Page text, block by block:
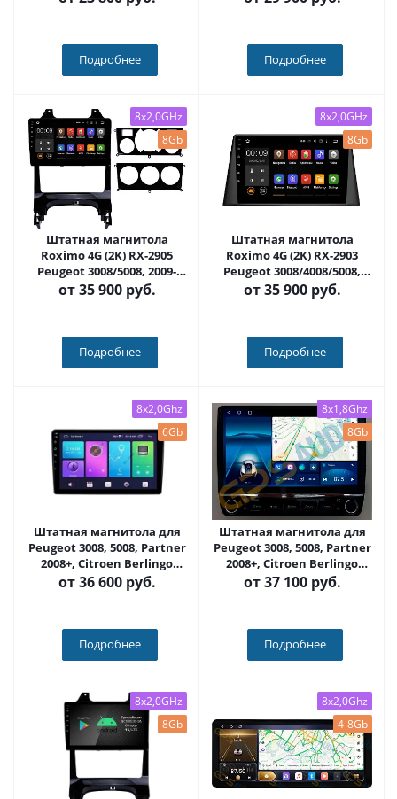
Carmedia SF-9309-IJ
Подробнее
(QLED/2K) - Carmedia SF-
Подробнее
8x2,0GHz
8Gb
Штатная магнитола
Roximo 4G (2K) RX-2905
Peugeot 3008/5008, 2009-
2016 (Android 13)
от35 900 руб.
Подробнее
8x2,0GHz
8Gb
Штатная магнитола
Roximo 4G (2K) RX-2903
Peugeot 3008/4008/5008,
2016- (Android 13)
от35 900 руб.
Подробнее
8x2,0Ghz
6Gb
Штатная магнитола для
Peugeot 3008, 5008, Partner
2008+, Citroen Berlingo
2008+ на Android 10, DSP,
HDMI, Интерьерная
9309-D
от36 600 руб.
Подробнее
8x1,8Ghz
8Gb
Штатная магнитола для
Peugeot 3008, 5008, Partner
2008+, Citroen Berlingo
2008+ на Android 12, с
кнопками (серые или
SF-9309+KP-KN(BN)
от37 100 руб.
Подробнее
8x2,0GHz
8Gb
8x2,0Ghz
4-8Gb